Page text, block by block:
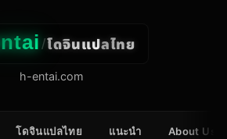
/โดจินแปลไทย
h-entai.com
โดจินแปลไทย แนะนำ About Us